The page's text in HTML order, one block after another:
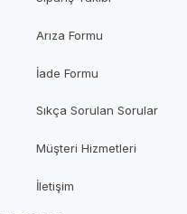
Arıza Formu
İade Formu
Sıkça Sorulan Sorular
Müşteri Hizmetleri
İletişim